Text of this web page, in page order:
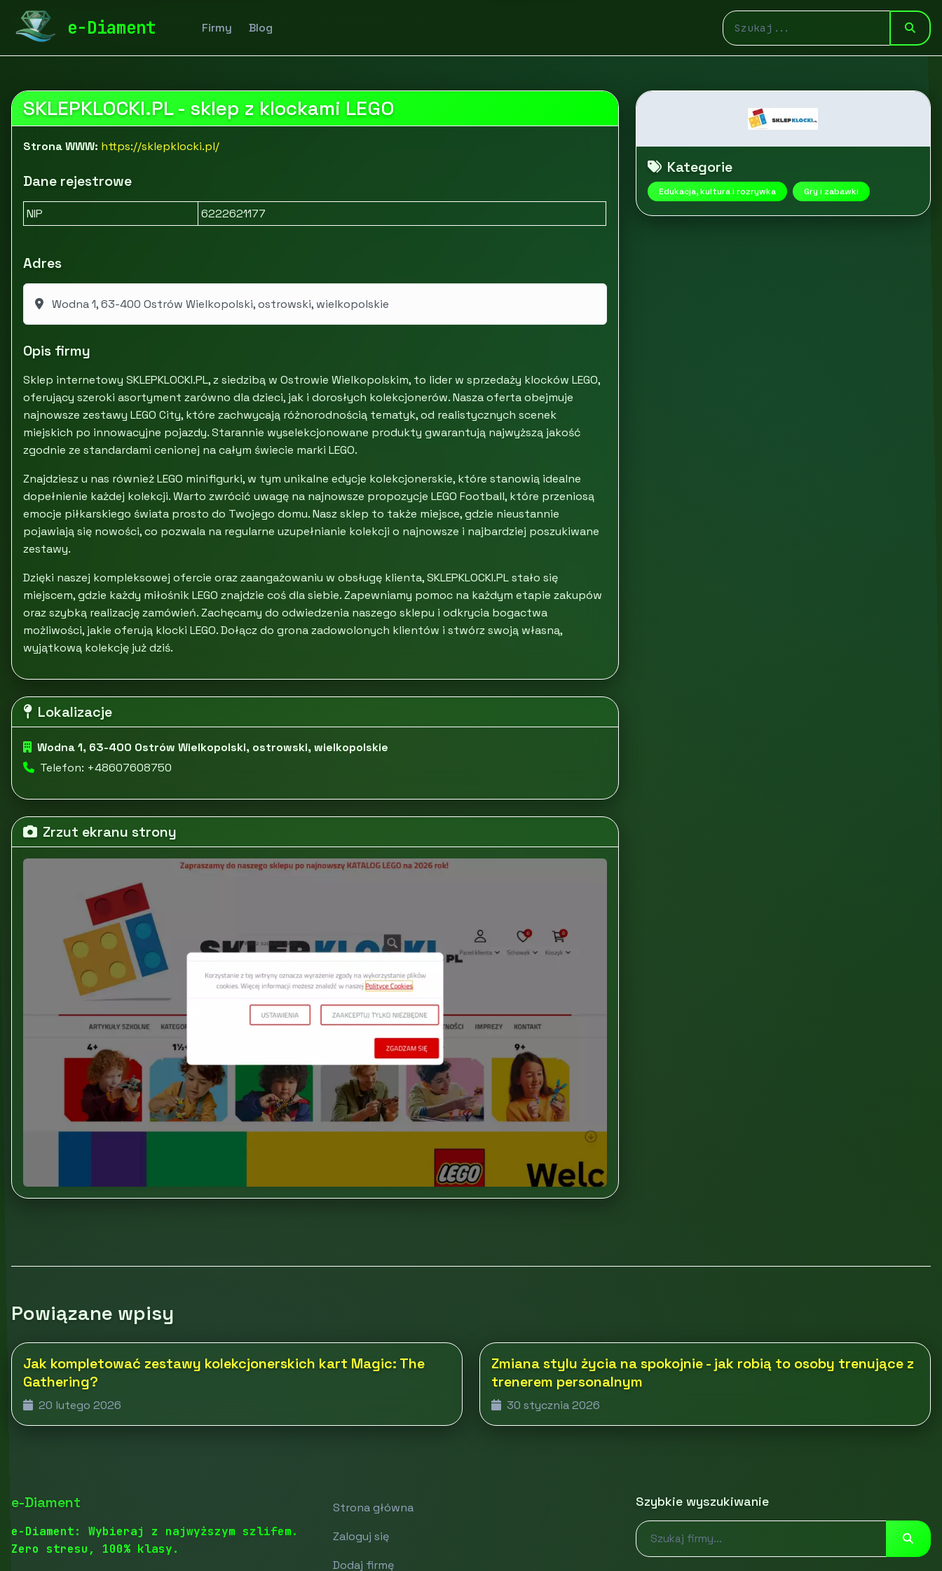
e-Diament Firmy Blog
diamentspa.pl Edukacja, kultura i rozrywka
SKLEPKLOCKI.PL - sklep z klockami LEGO
Strona WWW: https://sklepklocki.pl/
Dane rejestrowe
NIP 6222621177
Adres
Wodna 1, 63-400 Ostrów Wielkopolski, ostrowski, wielkopolskie
Opis firmy
Sklep internetowy SKLEPKLOCKI.PL, z siedzibą w Ostrowie Wielkopolskim, to lider w sprzedaży klocków LEGO,
oferujący szeroki asortyment zarówno dla dzieci, jak i dorosłych kolekcjonerów. Nasza oferta obejmuje
najnowsze zestawy LEGO City, które zachwycają różnorodnością tematyk, od realistycznych scenek
miejskich po innowacyjne pojazdy. Starannie wyselekcjonowane produkty gwarantują najwyższą jakość
zgodnie ze standardami cenionej na całym świecie marki LEGO.
Znajdziesz u nas również LEGO minifigurki, w tym unikalne edycje kolekcjonerskie, które stanowią idealne
dopełnienie każdej kolekcji. Warto zwrócić uwagę na najnowsze propozycje LEGO Football, które przeniosą
emocje piłkarskiego świata prosto do Twojego domu. Nasz sklep to także miejsce, gdzie nieustannie
pojawiają się nowości, co pozwala na regularne uzupełnianie kolekcji o najnowsze i najbardziej poszukiwane
zestawy.
Dzięki naszej kompleksowej ofercie oraz zaangażowaniu w obsługę klienta, SKLEPKLOCKI.PL stało się
miejscem, gdzie każdy miłośnik LEGO znajdzie coś dla siebie. Zapewniamy pomoc na każdym etapie zakupów
oraz szybką realizację zamówień. Zachęcamy do odwiedzenia naszego sklepu i odkrycia bogactwa
możliwości, jakie oferują klocki LEGO. Dołącz do grona zadowolonych klientów i stwórz swoją własną,
wyjątkową kolekcję już dziś.
Lokalizacje
Wodna 1, 63-400 Ostrów Wielkopolski, ostrowski, wielkopolskie
Telefon: +48607608750
Zrzut ekranu strony
Kategorie
Edukacja, kultura i rozrywka Gry i zabawki
Powiązane wpisy
Jak kompletować zestawy kolekcjonerskich kart Magic: The
Gathering?
20 lutego 2026
Zmiana stylu życia na spokojnie - jak robią to osoby trenujące z
trenerem personalnym
30 stycznia 2026
e-Diament
e-Diament: Wybieraj z najwyższym szlifem.
Zero stresu, 100% klasy.
Strona główna
Zaloguj się
Dodaj firmę
Szybkie wyszukiwanie